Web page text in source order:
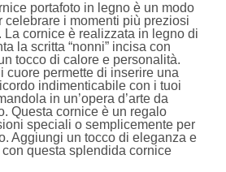
portafoto in legno è un modo
celebrare i momenti più preziosi
La cornice è realizzata in legno di
la scritta “nonni” incisa con
tocco di calore e personalità.
cuore permette di inserire una
indimenticabile con i tuoi
in un’opera d’arte da
Questa cornice è un regalo
speciali o semplicemente per
Aggiungi un tocco di eleganza e
questa splendida cornice